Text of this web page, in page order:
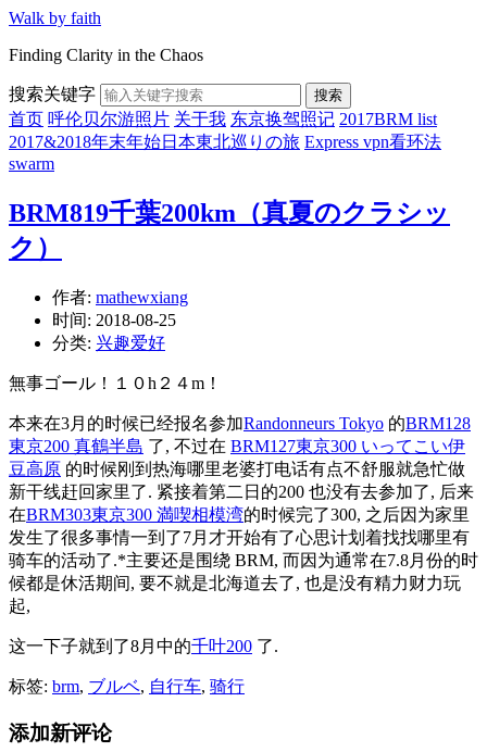
Walk by faith
Finding Clarity in the Chaos
搜索关键字 搜索
首页 呼伦贝尔游照片 关于我 东京换驾照记 2017BRM list
2017&2018年末年始日本東北巡りの旅 Express vpn看环法
swarm
BRM819千葉200km（真夏のクラシッ
ク）
作者: mathewxiang
时间: 2018-08-25
分类: 兴趣爱好
無事ゴール！１０h２４m！
本来在3月的时候已经报名参加Randonneurs Tokyo 的BRM128
東京200 真鶴半島 了, 不过在 BRM127東京300 いってこい伊
豆高原 的时候刚到热海哪里老婆打电话有点不舒服就急忙做
新干线赶回家里了. 紧接着第二日的200 也没有去参加了, 后来
在BRM303東京300 満喫相模湾的时候完了300, 之后因为家里
发生了很多事情一到了7月才开始有了心思计划着找找哪里有
骑车的活动了.*主要还是围绕 BRM, 而因为通常在7.8月份的时
候都是休活期间, 要不就是北海道去了, 也是没有精力财力玩
起,
这一下子就到了8月中的千叶200 了.
标签: brm, ブルベ, 自行车, 骑行
添加新评论